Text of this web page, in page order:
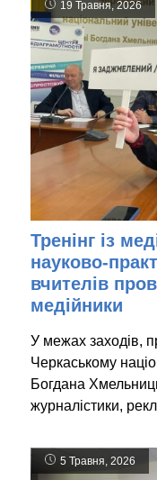
19 Травня, 2026
Тренінг із
науково-
вчителів
медійники
У межах заходів,
Черкаському
Богдана
журналістики,
5 Травня, 2026